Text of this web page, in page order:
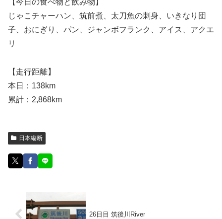
じゃこチャーハン、筑前煮、太刀魚の刺身、いきなり団
子、おにぎり、パン、ジャンボフランク、アイス、アクエ
リ
【走行距離】
本日：138km
累計：2,868km
日本縦断
26日目 筑後川River